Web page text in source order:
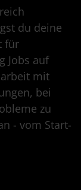
du deine
für
Jobs auf
mit
bei
zu
- vom Start-